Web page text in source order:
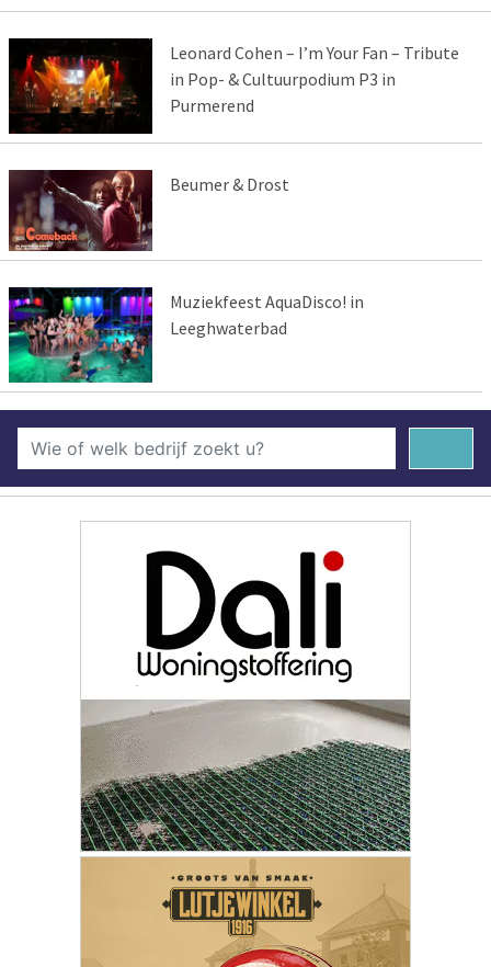
Leonard Cohen – I’m Your Fan – Tribute
in Pop- & Cultuurpodium P3 in
Purmerend
Beumer & Drost
Muziekfeest AquaDisco! in
Leeghwaterbad